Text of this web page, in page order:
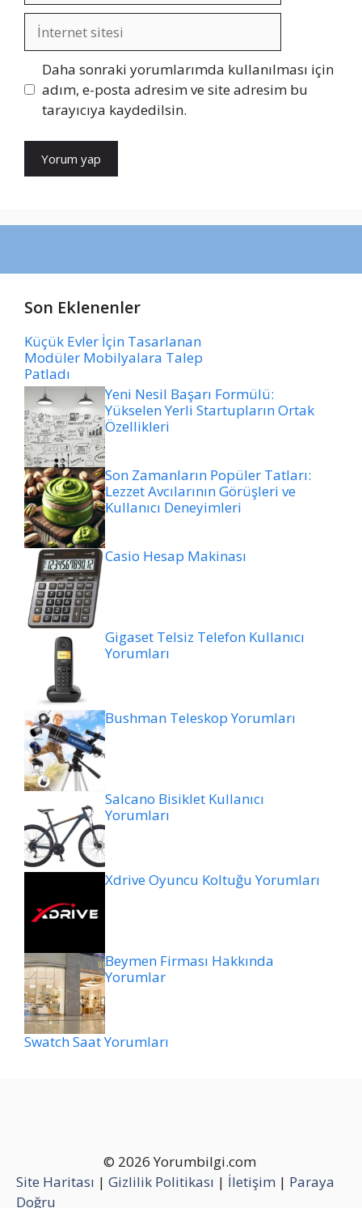
İnternet
sitesi
Daha sonraki yorumlarımda kullanılması için
adım, e-posta adresim ve site adresim bu
tarayıcıya kaydedilsin.
Son Eklenenler
Küçük Evler İçin Tasarlanan
Modüler Mobilyalara Talep
Patladı
Yeni Nesil Başarı Formülü:
Yükselen Yerli Startupların Ortak
Özellikleri
Son Zamanların Popüler Tatları:
Lezzet Avcılarının Görüşleri ve
Kullanıcı Deneyimleri
Casio Hesap Makinası
Gigaset Telsiz Telefon Kullanıcı
Yorumları
Bushman Teleskop Yorumları
Salcano Bisiklet Kullanıcı
Yorumları
Xdrive Oyuncu Koltuğu Yorumları
Beymen Firması Hakkında
Yorumlar
Swatch Saat Yorumları
© 2026 Yorumbilgi.com
Site Haritası | Gizlilik Politikası | İletişim | Paraya
Doğru